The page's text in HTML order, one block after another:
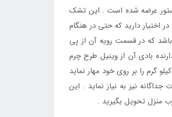
عرضه شده است . این تشک
را در اختیار دارید که حتی در هنگام
باشد که در قسمت رویه آن از پی
بادی آن از وینیل طرح چرم
استفاده شده تا قابلیت تحمل وزن را به خوبی افزایش دهد . به گفته شرکت سازنده این تشک بادی به راحتی می تواند وزن افراد تا 150 کیلو گرم را بر روی خود مهار نماید
نیز به نیاز نماید . این
منزل تحویل بگیرید .